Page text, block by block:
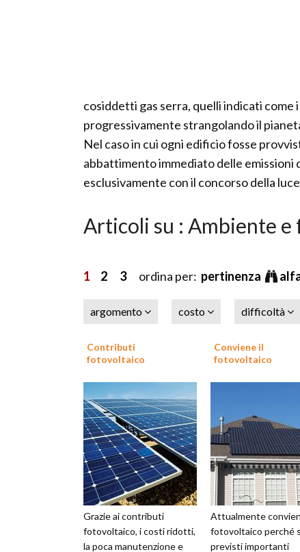
cosiddetti gas serra, quelli indicati
progressivamente strangolando il
Nel caso in cui ogni edificio fosse
abbattimento immediato delle
esclusivamente con il concorso della
Articoli su : Ambiente
1 2 3ordina per: pertinenza
argomento costo difficoltà
Contributi
fotovoltaico
Grazie ai contributi
fotovoltaico, i costi ridotti,
la poca manutenzione e
Conviene il
fotovoltaico
Attualmente
fotovoltaico perché
previsti importanti